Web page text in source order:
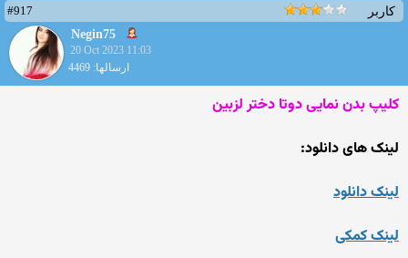
کاربر
#917
Negin75
20 Oct 2023 11:03
ارسالها: 4469
کلیپ بدن نمایی دوتا دختر لزبین
لینک های دانلود:
لینک دانلود
لینک کمکی